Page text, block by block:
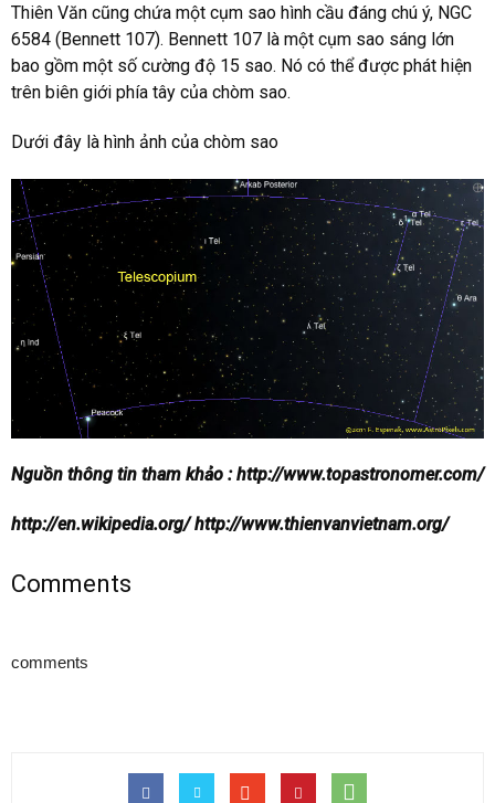
Thiên Văn cũng chứa một cụm sao hình cầu đáng chú ý, NGC
6584 (Bennett 107). Bennett 107 là một cụm sao sáng lớn
bao gồm một số cường độ 15 sao. Nó có thể được phát hiện
trên biên giới phía tây của chòm sao.
Dưới đây là hình ảnh của chòm sao
Nguồn thông tin tham khảo : http://www.topastronomer.com/
http://en.wikipedia.org/ http://www.thienvanvietnam.org/
Comments
comments